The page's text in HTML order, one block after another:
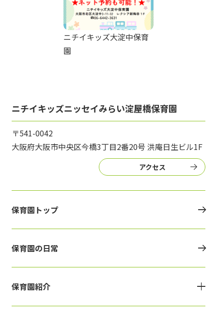
ニチイキッズ大淀中保育
園
ニチイキッズニッセイみらい淀屋橋保育園
〒541-0042
大阪府大阪市中央区今橋3丁目2番20号 洪庵日生ビル1F
アクセス
保育園トップ
保育園の日常
保育園紹介